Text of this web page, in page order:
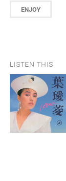
ENJOY
LISTEN THIS